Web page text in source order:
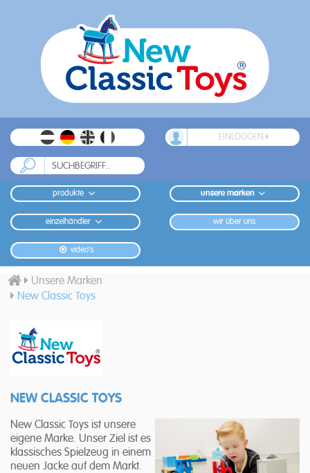
EINLOGGEN
produkte unsere marken
einzelhändler wir über uns
video's
Unsere Marken
New Classic Toys
NEW CLASSIC TOYS
New Classic Toys ist unsere
eigene Marke. Unser Ziel ist es
klassisches Spielzeug in einem
neuen Jacke auf dem Markt.